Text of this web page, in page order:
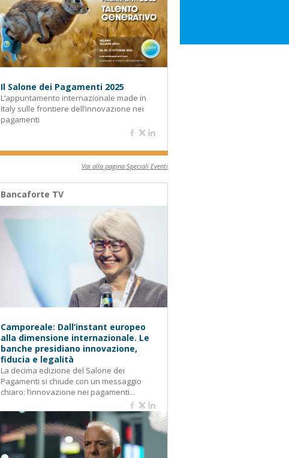
Il Salone dei Pagamenti 2025
L’appuntamento internazionale made in
Italy sulle frontiere dell’innovazione nei
pagamenti
Vai alla pagina Speciali Eventi
Bancaforte TV
Camporeale: Dall’instant europeo
alla dimensione internazionale. Le
banche presidiano innovazione,
fiducia e legalità
La decima edizione del Salone dei
Pagamenti si chiude con un messaggio
chiaro: l’innovazione nei pagamenti...